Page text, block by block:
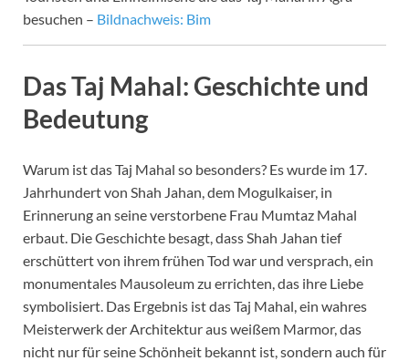
besuchen – Bildnachweis: Bim
Das Taj Mahal: Geschichte und
Bedeutung
Warum ist das Taj Mahal so besonders? Es wurde im 17.
Jahrhundert von Shah Jahan, dem Mogulkaiser, in
Erinnerung an seine verstorbene Frau Mumtaz Mahal
erbaut. Die Geschichte besagt, dass Shah Jahan tief
erschüttert von ihrem frühen Tod war und versprach, ein
monumentales Mausoleum zu errichten, das ihre Liebe
symbolisiert. Das Ergebnis ist das Taj Mahal, ein wahres
Meisterwerk der Architektur aus weißem Marmor, das
nicht nur für seine Schönheit bekannt ist, sondern auch für